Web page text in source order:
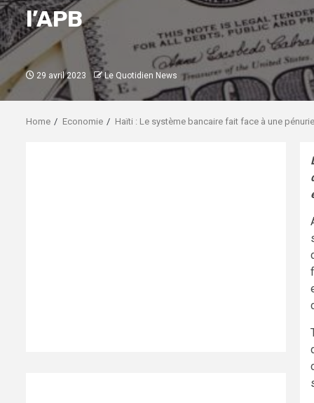
l’APB
29 avril 2023 Le Quotidien News
Home Economie Haïti : Le système bancaire fait face à une